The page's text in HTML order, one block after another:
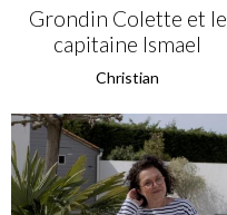
Grondin Colette et le
capitaine Ismael
Christian